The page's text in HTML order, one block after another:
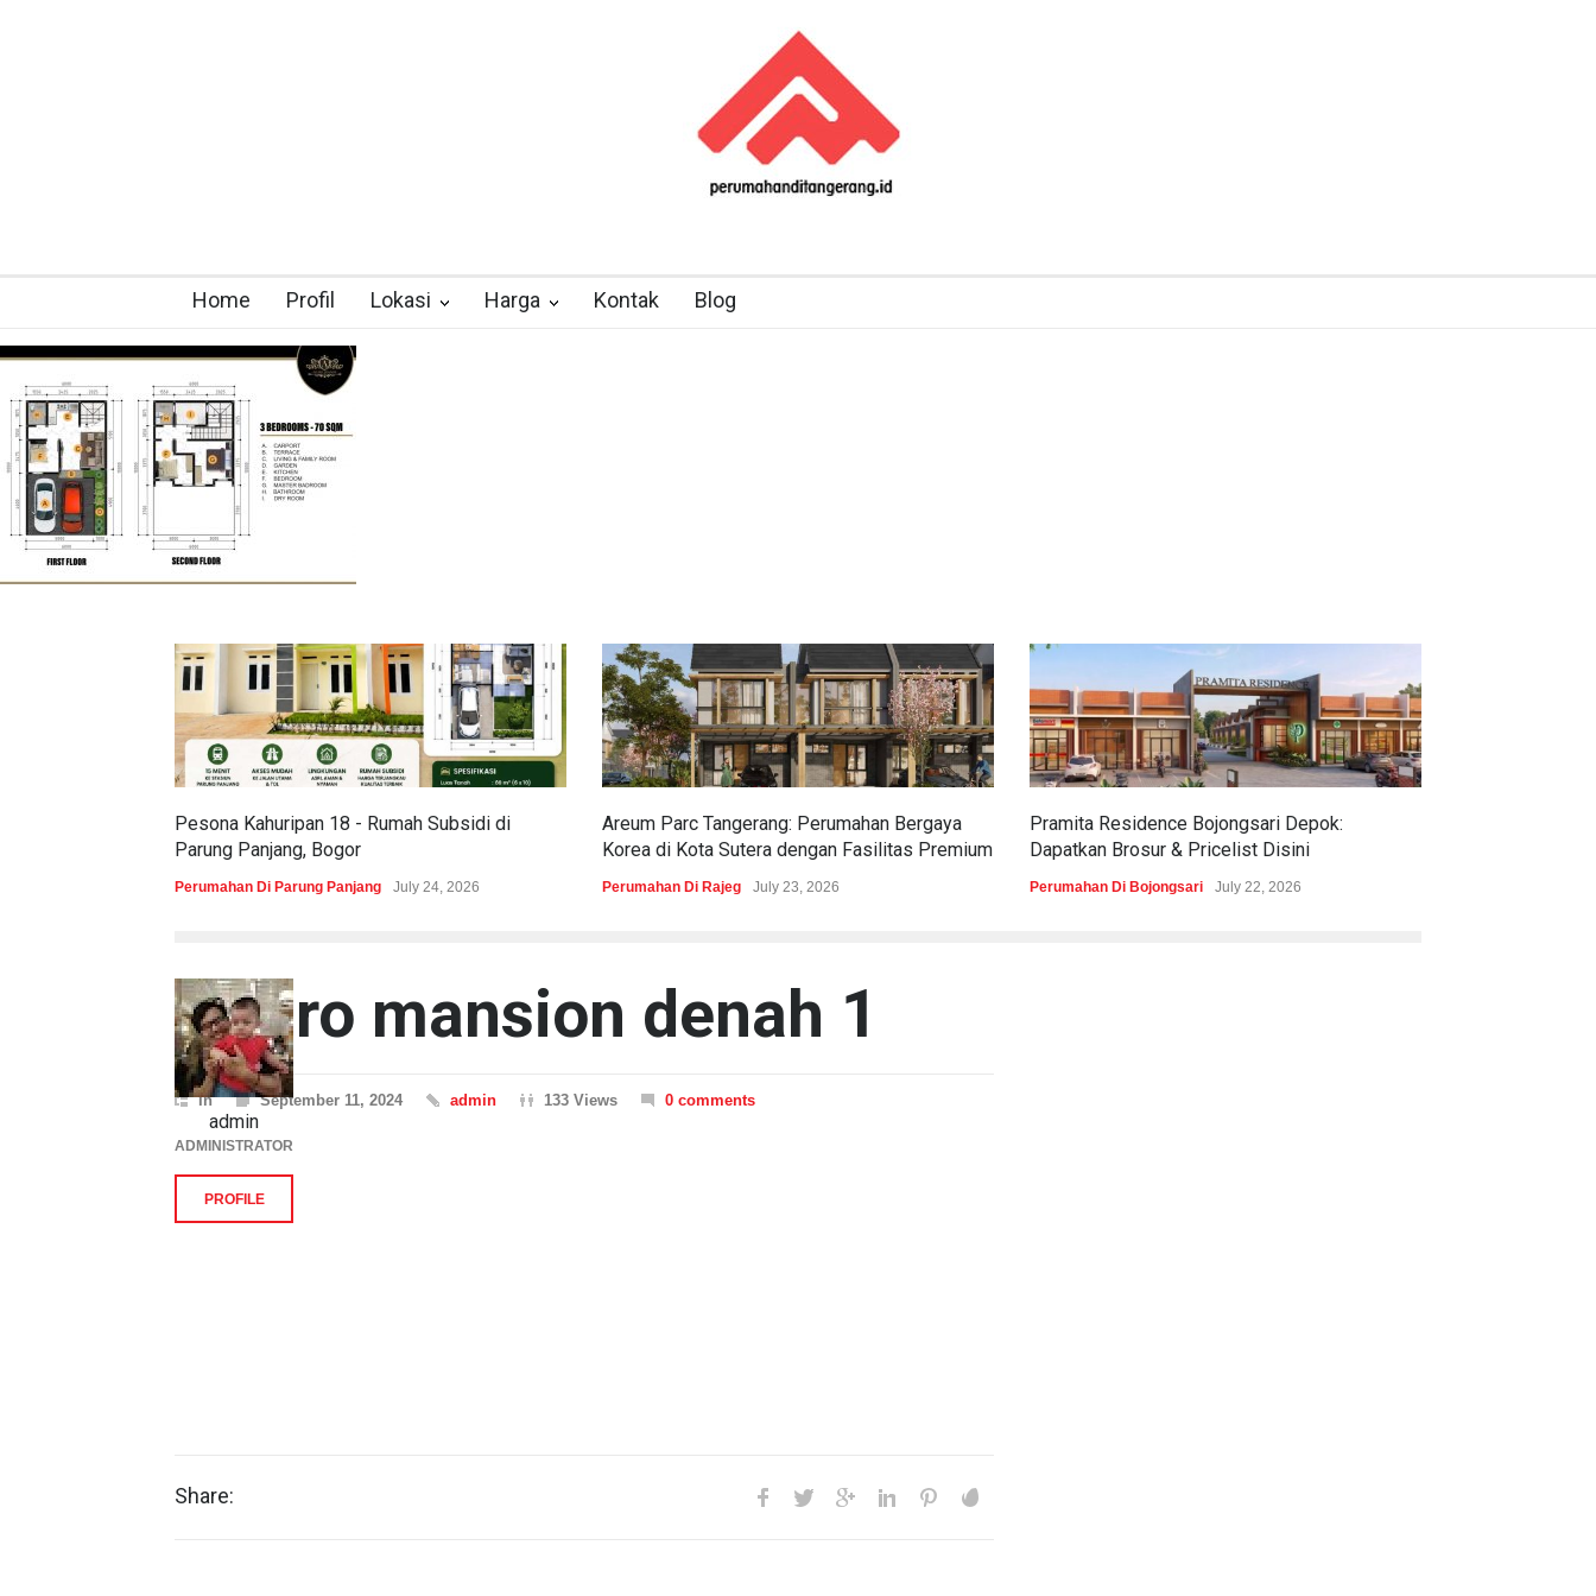
Home Profil Lokasi Harga Kontak Blog
Pesona Kahuripan 18 - Rumah Subsidi di
Parung Panjang, Bogor
Perumahan Di Parung Panjang July 24, 2026
Areum Parc Tangerang: Perumahan Bergaya
Korea di Kota Sutera dengan Fasilitas Premium
Perumahan Di Rajeg July 23, 2026
Pramita Residence Bojongsari Depok:
Dapatkan Brosur & Pricelist Disini
Perumahan Di Bojongsari July 22, 2026
alvaro mansion denah 1
In September 11, 2024 admin 133 Views 0 comments
admin
ADMINISTRATOR
PROFILE
Share: